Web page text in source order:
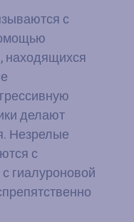
с
находящихся
делают
Незрелые
с
гиалуроновой